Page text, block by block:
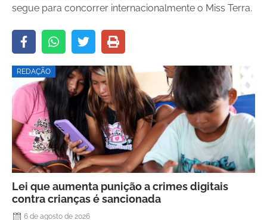
segue para concorrer internacionalmente o Miss Terra.
REDAÇÃO
Lei que aumenta punição a crimes digitais
contra crianças é sancionada
6 de agosto de 2026